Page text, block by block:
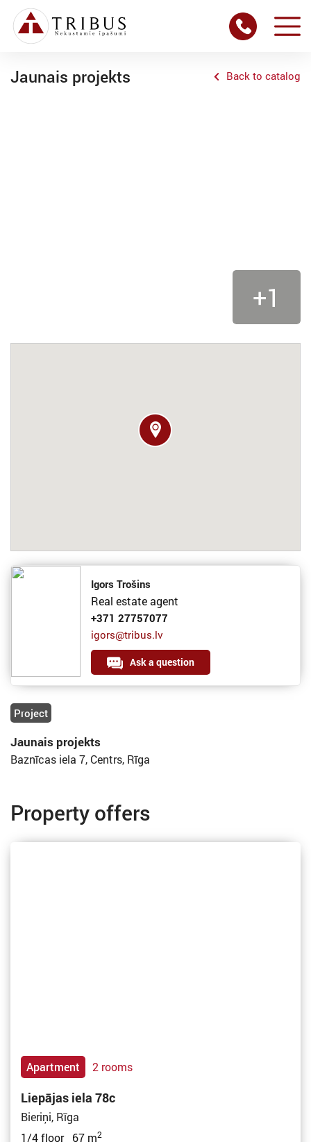
Jaunais projekts Back to catalog
+1
Igors Trošins
Real estate agent
+371 27757077
igors@tribus.lv
Ask a question
Project
Jaunais projekts
Baznīcas iela 7, Centrs, Rīga
Property offers
Apartment 2 rooms
Liepājas iela 78c
Bieriņi, Rīga
1/4 floor 67 m2